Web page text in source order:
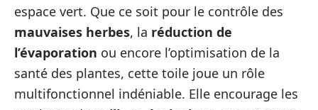
espace vert. Que ce soit pour le contrôle des
mauvaises herbes, la réduction de
l’évaporation ou encore l’optimisation de la
santé des plantes, cette toile joue un rôle
multifonctionnel indéniable. Elle encourage les